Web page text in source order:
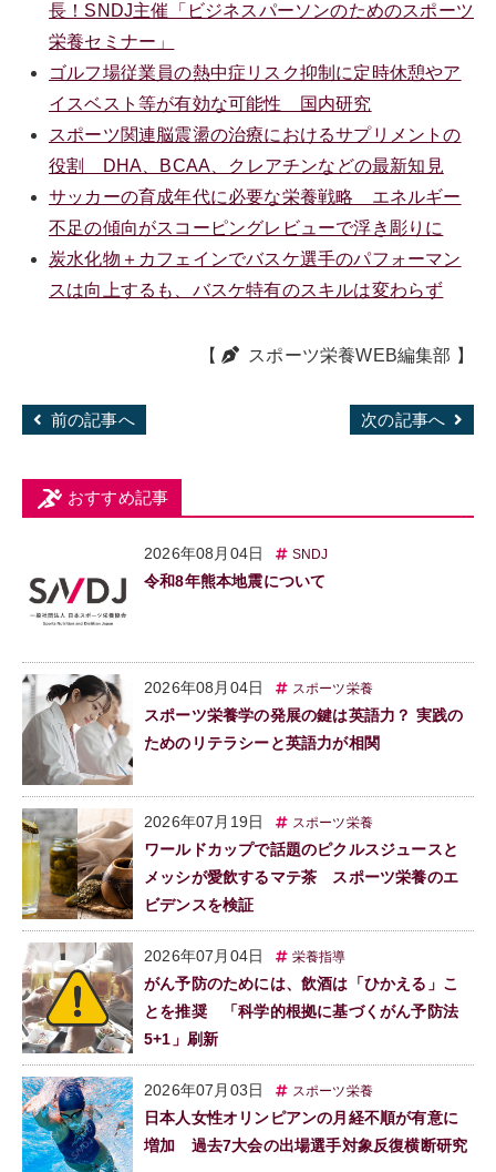
長！SNDJ主催「ビジネスパーソンのためのスポーツ
栄養セミナー」
ゴルフ場従業員の熱中症リスク抑制に定時休憩やア
イスベスト等が有効な可能性 国内研究
スポーツ関連脳震盪の治療におけるサプリメントの
役割 DHA、BCAA、クレアチンなどの最新知見
サッカーの育成年代に必要な栄養戦略 エネルギー
不足の傾向がスコーピングレビューで浮き彫りに
炭水化物＋カフェインでバスケ選手のパフォーマン
スは向上するも、バスケ特有のスキルは変わらず
【 スポーツ栄養WEB編集部 】
前の記事へ 次の記事へ
おすすめ記事
2026年08月04日 SNDJ
令和8年熊本地震について
2026年08月04日 スポーツ栄養
スポーツ栄養学の発展の鍵は英語力？ 実践の
ためのリテラシーと英語力が相関
2026年07月19日 スポーツ栄養
ワールドカップで話題のピクルスジュースと
メッシが愛飲するマテ茶 スポーツ栄養のエ
ビデンスを検証
2026年07月04日 栄養指導
がん予防のためには、飲酒は「ひかえる」こ
とを推奨 「科学的根拠に基づくがん予防法
5+1」刷新
2026年07月03日 スポーツ栄養
日本人女性オリンピアンの月経不順が有意に
増加 過去7大会の出場選手対象反復横断研究